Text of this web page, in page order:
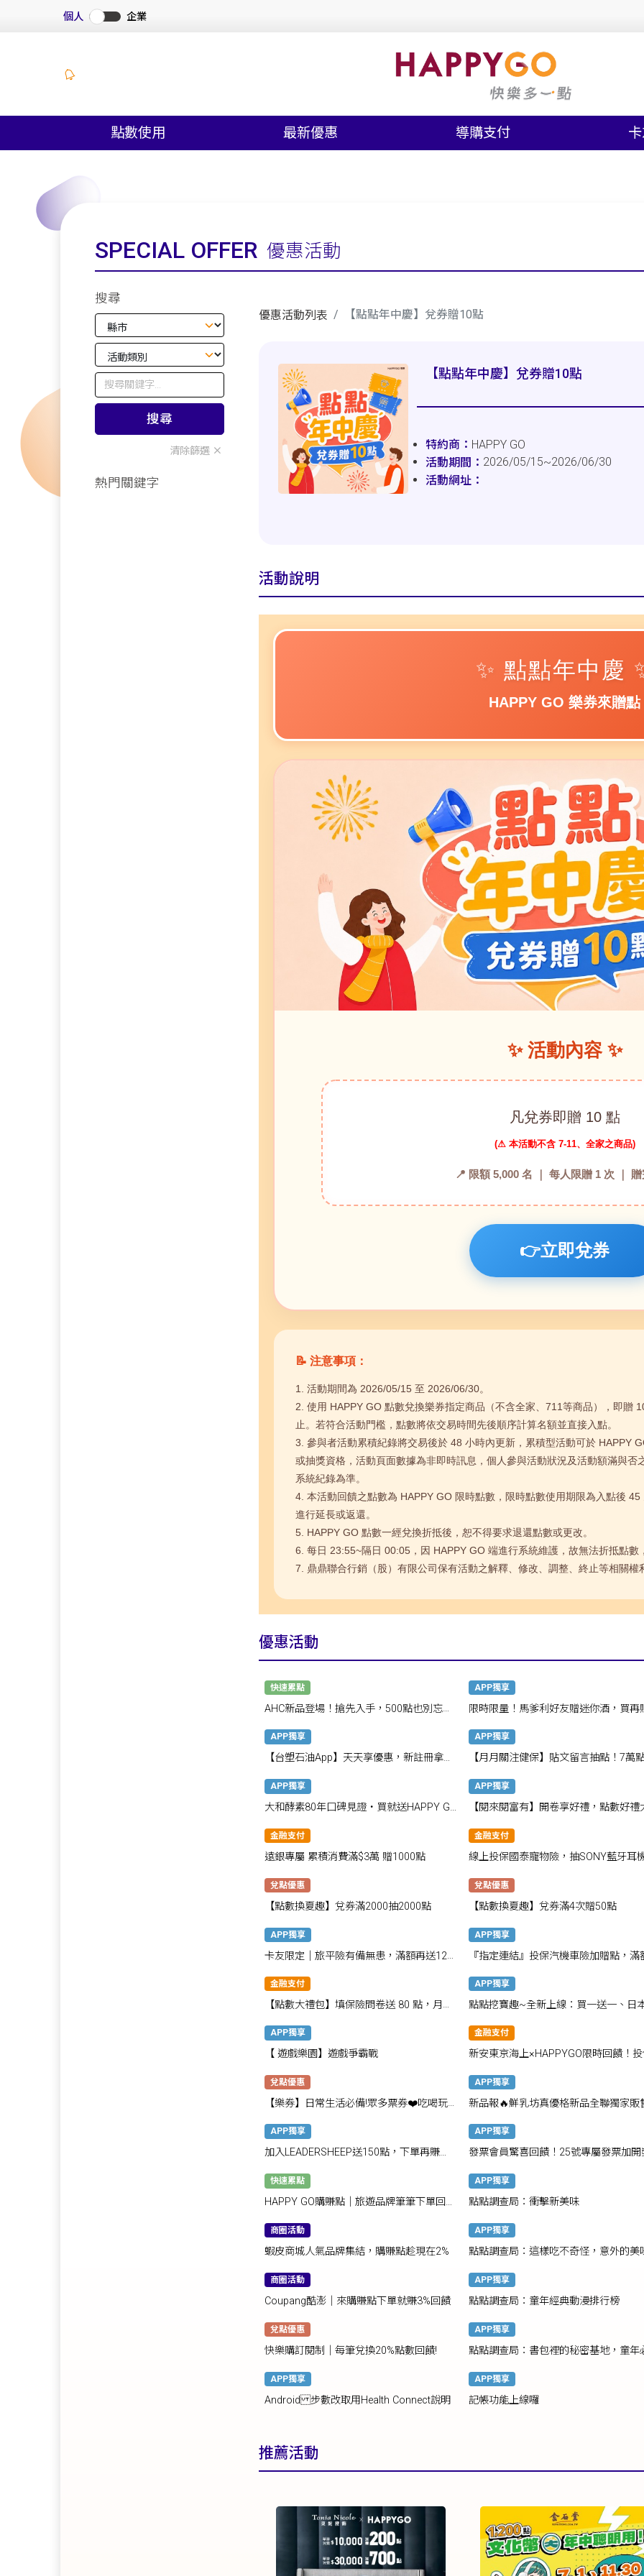
個人 企業
點數使用 最新優惠 導購支付
SPECIAL OFFER 優惠活動
搜尋
搜尋
清除篩選
熱門關鍵字
優惠活動列表 【點點年中慶】兌券贈10點
【點點年中慶】兌券贈10點
HAPPY GO
2026/05/15~2026/06/30
活動說明
✨ 點點年中慶
HAPPY GO 樂券來贈點
✨ 活動內容 ✨
凡兌券即贈 10 點
(⚠ 本活動不含 7-11、全家之商品)
📍 限額 5,000 名 ｜ 每人限贈 1 次 ｜
👉立即兌券
📝 注意事項：
1. 活動期間為 2026/05/15 至 2026/06/30。
2. 使用 HAPPY GO 點數兌換樂券指定商品（不含全家、711等商品），即贈
止。若符合活動門檻，點數將依交易時間先後順序計算名額並直接入點。
3. 參與者活動累積紀錄將交易後於 48 小時內更新，累積型活動可於 HAPPY
或抽獎資格，活動頁面數據為非即時訊息，個人參與活動狀況及活動額滿與否
系統紀錄為準。
4. 本活動回饋之點數為 HAPPY GO 限時點數，限時點數使用期限為入點後
進行延長或返還。
5. HAPPY GO 點數一經兌換折抵後，恕不得要求退還點數或更改。
6. 每日 23:55~隔日 00:05，因 HAPPY GO 端進行系統維護，故無法折抵點數
7. 鼎鼎聯合行銷（股）有限公司保有活動之解釋、修改、調整、終止等相關權
優惠活動
快速累點
AHC新品登場！搶先入手，500點也別忘了
APP獨享
限時限量！馬爹利好友贈迷你酒，買再
APP獨享
【台塑石油App】天天享優惠，新註冊拿
APP獨享
【月月關注健保】貼文留言抽點！7萬
APP獨享
大和酵素80年口碑見證・買就送HAPPY GO
APP獨享
【閱來閱富有】開卷享好禮，點數好禮
金融支付
遠銀專屬 累積消費滿$3萬 贈1000點
金融支付
線上投保國泰寵物險，抽SONY藍牙耳
兌點優惠
【點數換夏趣】兌券滿2000抽2000點
兌點優惠
【點數換夏趣】兌券滿4次贈50點
APP獨享
卡友限定│旅平險有備無患，滿額再送120
APP獨享
『指定連結』投保汽機車險加贈點，滿
金融支付
【點數大禮包】填保險問卷送 80 點，月月
APP獨享
點點挖寶趣~全新上線：買一送一、日
APP獨享
【 遊戲樂園】遊戲爭霸戰
金融支付
新安東京海上×HAPPYGO限時回饋！
兌點優惠
【樂券】日常生活必備!眾多票券❤️吃喝玩
APP獨享
新品報🔥鮮乳坊真優格新品全聯獨家販
APP獨享
加入LEADERSHEEP送150點，下單再賺
APP獨享
發票會員驚喜回饋！25號專屬發票加開
快速累點
HAPPY GO購賺點｜旅遊品牌筆筆下單回饋
APP獨享
點點調查局：衝擊新美味
商圈活動
蝦皮商城人氣品牌集結，購賺點趁現在2%
APP獨享
點點調查局：這樣吃不奇怪，意外的美
商圈活動
Coupang酷澎｜來購賺點下單就賺3%回饋
APP獨享
點點調查局：童年經典動漫排行榜
兌點優惠
快樂購訂閱制｜每筆兌換20%點數回饋!
APP獨享
點點調查局：書包裡的秘密基地，童年
APP獨享
Android 步數改取用Health Connect說明
APP獨享
記帳功能上線囉
推薦活動